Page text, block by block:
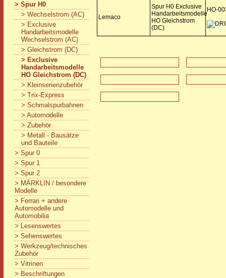
> Spur H0
> Wechselstrom (AC)
> Exclusive
Handarbeitsmodelle
Wechselstrom (AC)
> Gleichstrom (DC)
> Exclusive
Handarbeitsmodelle
HO Gleichstrom (DC)
> Kleinserienzubehör
> Trix-Express
> Schmalspurbahnen
> Automodelle
> Zubehör
> Metall - Bausätze
und Bauteile
> Spur 0
> Spur 1
> Spur 2
> MÄRKLIN / besondere
Modelle
> Ferrari + andere
Automodelle und
Automobilia
> Lesenswertes
> Sehenswertes
> Werkzeug/technisches
Zubehör
> Vitrinen
> Beschriftungen
Lemaco
Spur H0 Exclusive
Handarbeitsmodelle
HO Gleichstrom
(DC)
HO-